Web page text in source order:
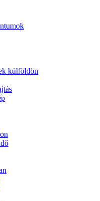
külföldön